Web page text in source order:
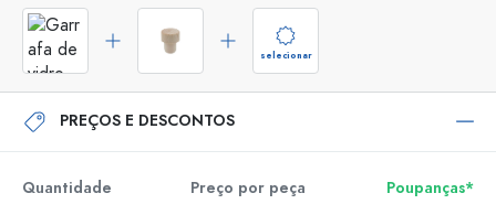
selecionar
PREÇOS E DESCONTOS
Quantidade Preço por peça
Poupanças*